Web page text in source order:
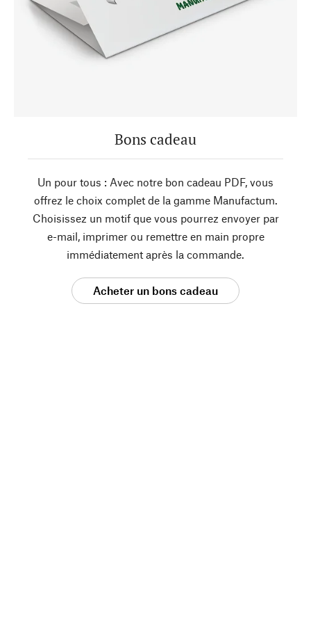
Bons cadeau
Un pour tous : Avec notre bon cadeau PDF, vous
offrez le choix complet de la gamme Manufactum.
Choisissez un motif que vous pourrez envoyer par
e-mail, imprimer ou remettre en main propre
immédiatement après la commande.
Acheter un bons cadeau